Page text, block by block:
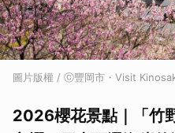
圖片版權 / ⓒ豐岡市・Visit
2026櫻花景點｜「竹